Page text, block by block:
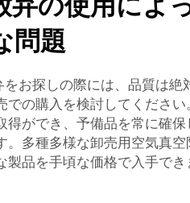
問題
お探しの際には、品質は絶
での購入を検討してくださ
得ができ、予備品を常に確
。多種多様な卸売用空気真
品を手頃な価格で入手でき